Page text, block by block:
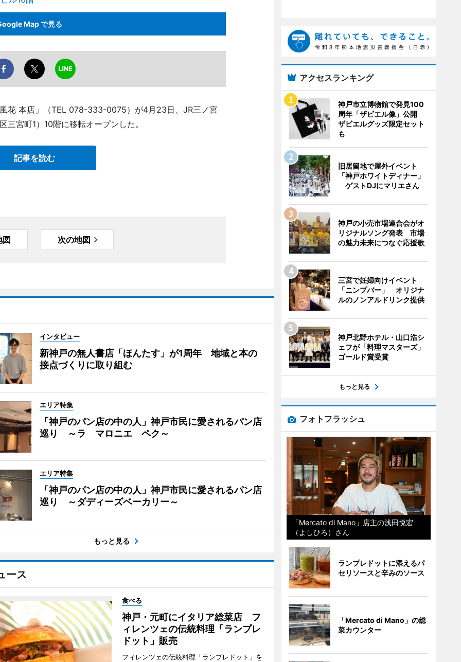
Map で見る
花 本店」（TEL 078-333-0075）が4月23日、JR三ノ宮
宮町1）10階に移転オープンした。
記事を読む
図 次の地図
インタビュー
新神戸の無人書店「ほんたす」が1周年 地域と本の
接点づくりに取り組む
エリア特集
「神戸のパン店の中の人」神戸市民に愛されるパン店
巡り ～ラ マロニエ ペク～
エリア特集
「神戸のパン店の中の人」神戸市民に愛されるパン店
巡り ～ダディーズベーカリー～
もっと見る
ース
食べる
神戸・元町にイタリア総菜店 フ
ィレンツェの伝統料理「ランプレ
ドット」販売
フィレンツェの伝統料理「ランプレドット」を
アクセスランキング
神戸市立博物館で発見100
周年「ザビエル像」公開
ザビエルグッズ限定セット
も
旧居留地で屋外イベント
「神戸ホワイトディナー」
ゲストDJにマリエさん
神戸の小売市場連合会がオ
リジナルソング発表 市場
の魅力未来につなぐ応援歌
三宮で妊婦向けイベント
「ニンプバー」 オリジナ
ルのノンアルドリンク提供
神戸北野ホテル・山口浩シ
ェフが「料理マスターズ」
ゴールド賞受賞
もっと見る
フォトフラッシュ
「Mercato di Mano」店主の浅田悦宏
（よしひろ）さん
ランプレドットに添えるパ
セリソースと辛みのソース
「Mercato di Mano」の総
菜カウンター